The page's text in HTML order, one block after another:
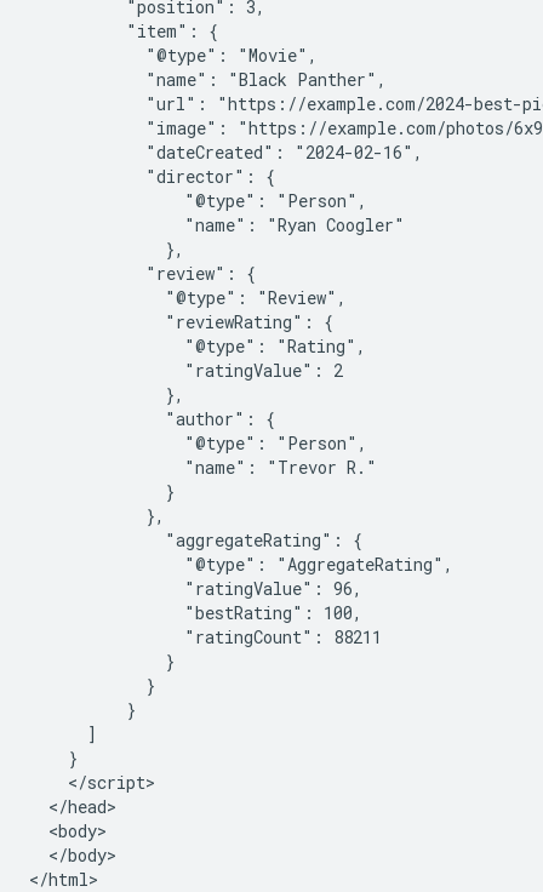
          "position": 3,
          "item": {
            "@type": "Movie",
            "name": "Black Panther",
"url": "https://example.com/2024-best-
"image": "https://example.com/photos/
            "dateCreated": "2024-02-16",
            "director": {
                "@type": "Person",
                "name": "Ryan Coogler"
              },
            "review": {
              "@type": "Review",
              "reviewRating": {
                "@type": "Rating",
                "ratingValue": 2
              },
              "author": {
                "@type": "Person",
                "name": "Trevor R."
              }
            },
              "aggregateRating": {
                "@type": "AggregateRating",
                "ratingValue": 96,
                "bestRating": 100,
                "ratingCount": 88211
              }
            }
          }
      ]
    }
    </script>
  </head>
  <body>
  </body>
</html>